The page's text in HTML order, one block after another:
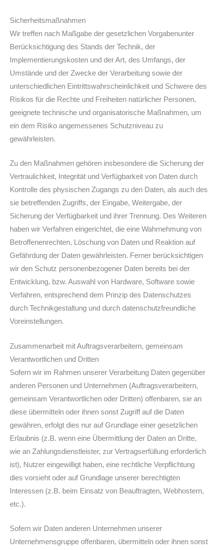
Sicherheitsmaßnahmen
Wir treffen nach Maßgabe der gesetzlichen Vorgabenunter
Berücksichtigung des Stands der Technik, der
Implementierungskosten und der Art, des Umfangs, der
Umstände und der Zwecke der Verarbeitung sowie der
unterschiedlichen Eintrittswahrscheinlichkeit und Schwere des
Risikos für die Rechte und Freiheiten natürlicher Personen,
geeignete technische und organisatorische Maßnahmen, um
ein dem Risiko angemessenes Schutzniveau zu
gewährleisten.
Zu den Maßnahmen gehören insbesondere die Sicherung der
Vertraulichkeit, Integrität und Verfügbarkeit von Daten durch
Kontrolle des physischen Zugangs zu den Daten, als auch des
sie betreffenden Zugriffs, der Eingabe, Weitergabe, der
Sicherung der Verfügbarkeit und ihrer Trennung. Des Weiteren
haben wir Verfahren eingerichtet, die eine Wahrnehmung von
Betroffenenrechten, Löschung von Daten und Reaktion auf
Gefährdung der Daten gewährleisten. Ferner berücksichtigen
wir den Schutz personenbezogener Daten bereits bei der
Entwicklung, bzw. Auswahl von Hardware, Software sowie
Verfahren, entsprechend dem Prinzip des Datenschutzes
durch Technikgestaltung und durch datenschutzfreundliche
Voreinstellungen.
Zusammenarbeit mit Auftragsverarbeitern, gemeinsam
Verantwortlichen und Dritten
Sofern wir im Rahmen unserer Verarbeitung Daten gegenüber
anderen Personen und Unternehmen (Auftragsverarbeitern,
gemeinsam Verantwortlichen oder Dritten) offenbaren, sie an
diese übermitteln oder ihnen sonst Zugriff auf die Daten
gewähren, erfolgt dies nur auf Grundlage einer gesetzlichen
Erlaubnis (z.B. wenn eine Übermittlung der Daten an Dritte,
wie an Zahlungsdienstleister, zur Vertragserfüllung erforderlich
ist), Nutzer eingewilligt haben, eine rechtliche Verpflichtung
dies vorsieht oder auf Grundlage unserer berechtigten
Interessen (z.B. beim Einsatz von Beauftragten, Webhostern,
etc.).
Sofern wir Daten anderen Unternehmen unserer
Unternehmensgruppe offenbaren, übermitteln oder ihnen sonst